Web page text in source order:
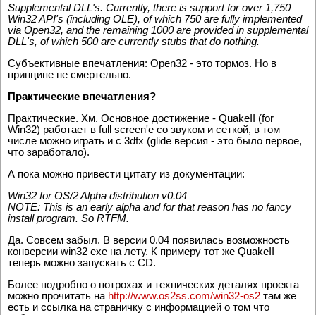
Supplemental DLL's. Currently, there is support for over 1,750
Win32 API's (including OLE), of which 750 are fully implemented
via Open32, and the remaining 1000 are provided in supplemental
DLL's, of which 500 are currently stubs that do nothing.
Субъективные впечатления: Open32 - это тормоз. Но в
принципе не смертельно.
Практические впечатления?
Практические. Хм. Основное достижение - QuakeII (for
Win32) работает в full screen'e со звуком и сеткой, в том
числе можно играть и с 3dfx (glide версия - это было первое,
что заработало).
А пока можно привести цитату из документации:
Win32 for OS/2 Alpha distribution v0.04
NOTE: This is an early alpha and for that reason has no fancy
install program. So RTFM.
Да. Совсем забыл. В версии 0.04 появилась возможность
конверсии win32 exe на лету. К примеру тот же QuakeII
теперь можно запускать с CD.
Более подробно о потрохах и технических деталях проекта
можно прочитать на http://www.os2ss.com/win32-os2 там же
есть и ссылка на страничку с информацией о том что